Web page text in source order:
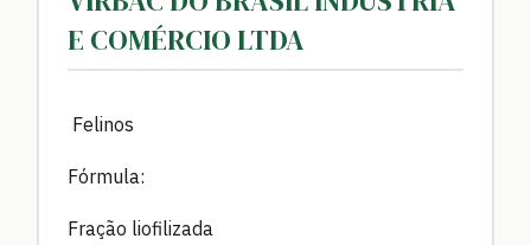
E COMÉRCIO LTDA
Felinos
Fórmula:
Fração liofilizada